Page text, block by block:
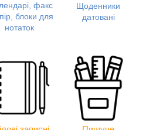
факс
блоки для
нотаток
Щоденники
датовані